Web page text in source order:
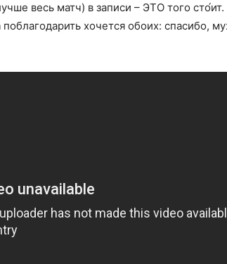
весь матч) в записи – ЭТО того
хочется обоих: спасибо,